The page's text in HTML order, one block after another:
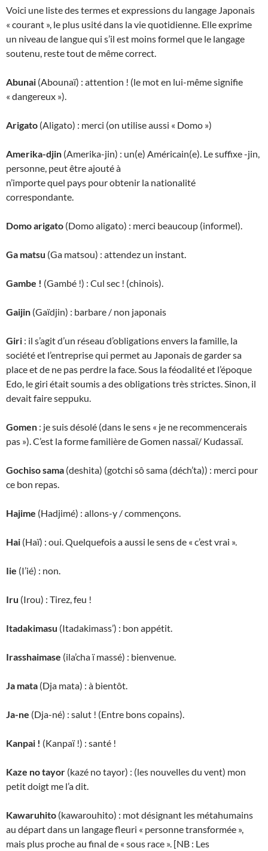
Voici une liste des termes et expressions du langage Japonais
« courant », le plus usité dans la vie quotidienne. Elle exprime
un niveau de langue qui s’il est moins formel que le langage
soutenu, reste tout de même correct.
Abunai (Abounaï) : attention ! (le mot en lui-même signifie
« dangereux »).
Arigato (Aligato) : merci (on utilise aussi « Domo »)
Amerika-djin (Amerika-jin) : un(e) Américain(e). Le suffixe -jin,
personne, peut être ajouté à
n’importe quel pays pour obtenir la nationalité
correspondante.
Domo arigato (Domo aligato) : merci beaucoup (informel).
Ga matsu (Ga matsou) : attendez un instant.
Gambe ! (Gambé !) : Cul sec ! (chinois).
Gaijin (Gaïdjin) : barbare / non japonais
Giri : il s’agit d’un réseau d’obligations envers la famille, la
société et l’entreprise qui permet au Japonais de garder sa
place et de ne pas perdre la face. Sous la féodalité et l’époque
Edo, le giri était soumis a des obligations très strictes. Sinon, il
devait faire seppuku.
Gomen : je suis désolé (dans le sens « je ne recommencerais
pas »). C’est la forme familière de Gomen nassaï/ Kudassaï.
Gochiso sama (deshita) (gotchi sô sama (déch’ta)) : merci pour
ce bon repas.
Hajime (Hadjimé) : allons-y / commençons.
Hai (Haï) : oui. Quelquefois a aussi le sens de « c’est vrai ».
Iie (I’ié) : non.
Iru (Irou) : Tirez, feu !
Itadakimasu (Itadakimass’) : bon appétit.
Irasshaimase (ila’cha ï massé) : bienvenue.
Ja mata (Dja mata) : à bientôt.
Ja-ne (Dja-né) : salut ! (Entre bons copains).
Kanpai ! (Kanpaï !) : santé !
Kaze no tayor (kazé no tayor) : (les nouvelles du vent) mon
petit doigt me l’a dit.
Kawaruhito (kawarouhito) : mot désignant les métahumains
au départ dans un langage fleuri « personne transformée »,
mais plus proche au final de « sous race ». [NB : Les